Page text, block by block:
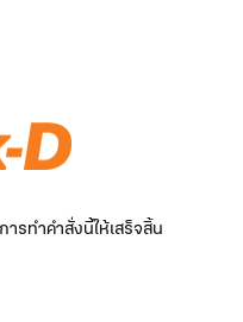
รทำคำสั่งนี้ให้เสร็จสิ้น